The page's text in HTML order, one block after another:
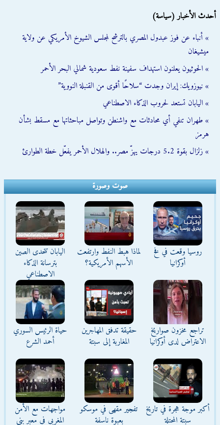
أحدث الأخبار (سياسة)
» أنباء عن فوز عبدول المصري بالترشح لمجلس الشيوخ الأمريكي عن ولاية
ميشيغان
» الحوثيون يعلنون استهداف سفينة نفط سعودية شمالي البحر الأحمر
» نيوزويك: إيران وجدت “سلاحًا أقوى من القنبلة النووية”
» اليابان تستعد لحروب الذكاء الاصطناعي
» طهران تنفي أي محادثات مع واشنطن وتواصل مباحثاتها مع مسقط بشأن
هرمز
» زلزال بقوة 5.2 درجات يهزّ مصر.. والهلال الأحمر يفعّل خطة الطوارئ
صوت وصورة
روسيا وقعت في فخ
أوكرانيا
لماذا هبط النفط وارتفعت
الأسهم الأمريكية؟
اليابان تتحدى الصين
بترسانة الذكاء
الاصطناعي
تراجع مخزون صواريخ
الاعتراض لدى أوكرانيا
حقيقة تدفق المهاجرين
المغاربة إلى سبتة
حياة الرئيس السوري
أحمد الشرع
أكبر موجة هجرة في تاريخ
سبتة المحتلة
تفجير مقهى في موسكو
بعبوة ناسفة
مواجهات مع الأمن
المغربي في معبر بني